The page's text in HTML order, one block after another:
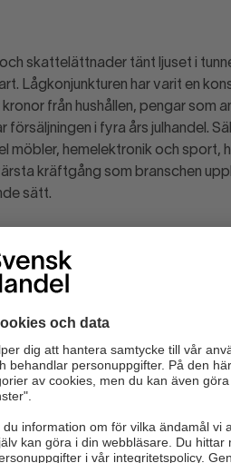
skattelättnader tänt ljuset i
Lågkonjunkturen har varit en
från hushållen, pengar som
försäljningen i fyra års julhandel.
möbler, hemelektronik och sport,
kräftgång som branschen
sätt.
från två håll – intäkterna
och ökat med 20 procent på
24 kronor av varje
brottsligheten ständigt ökar.
branschen har 3,5
ska inte underskattas.
konkurrensen tuffare
från någon av de kinesiska
En ökning med 100 000 jämfört